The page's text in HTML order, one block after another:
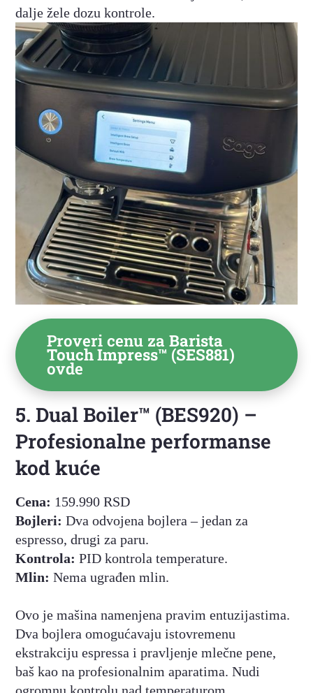
dalje žele dozu kontrole.
Proveri cenu zaBarista
Touch Impress™ (SES881)
ovde
5. Dual Boiler™ (BES920) –
Profesionalne performanse
kod kuće
Cena: 159.990 RSD
Bojleri: Dva odvojena bojlera – jedan za
espresso, drugi za paru.
Kontrola: PID kontrola temperature.
Mlin:Nema ugrađen mlin.
Ovo je mašina namenjena pravim entuzijastima.
Dva bojlera omogućavaju istovremenu
ekstrakciju espressa i pravljenje mlečne pene,
baš kao na profesionalnim aparatima. Nudi
ogromnu kontrolu nad temperaturom,